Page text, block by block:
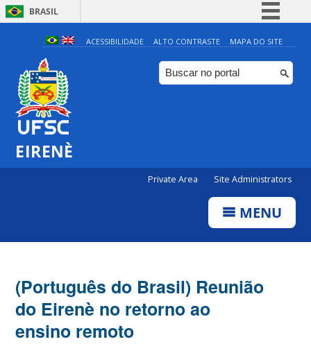
BRASIL
Simplifique!
Comunica BR
Participe
ACESSIBILIDADE ALTO CONTRASTE MAPA DO SITE
EIRENÈ
Private Area Site Administrators
MENU
(Português do Brasil) Reunião
do Eirenè no retorno ao
ensino remoto